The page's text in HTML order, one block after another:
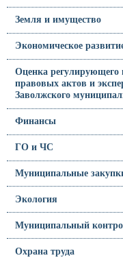
Земля и имущество
Экономическое
Оценка регулирующего
правовых актов и
Заволжского
Финансы
ГО и ЧС
Муниципальные
Экология
Муниципальный
Охрана труда